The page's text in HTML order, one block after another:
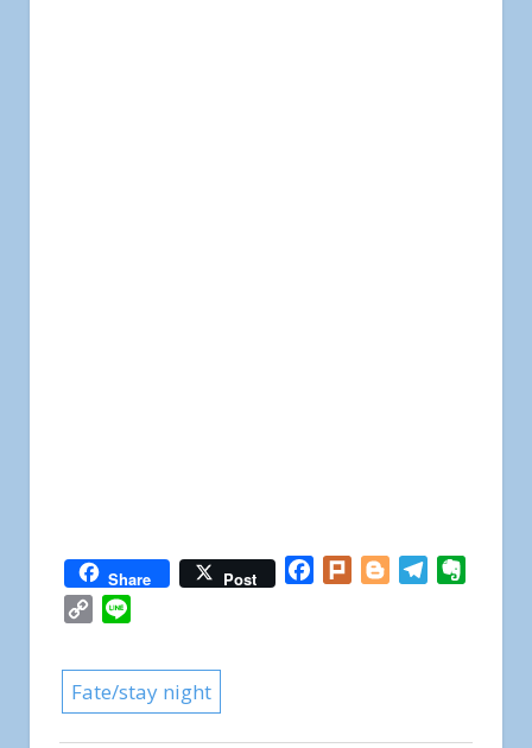
Share Post Facebook
Plurk BloggerTelegram
Copy
Fate/stay night